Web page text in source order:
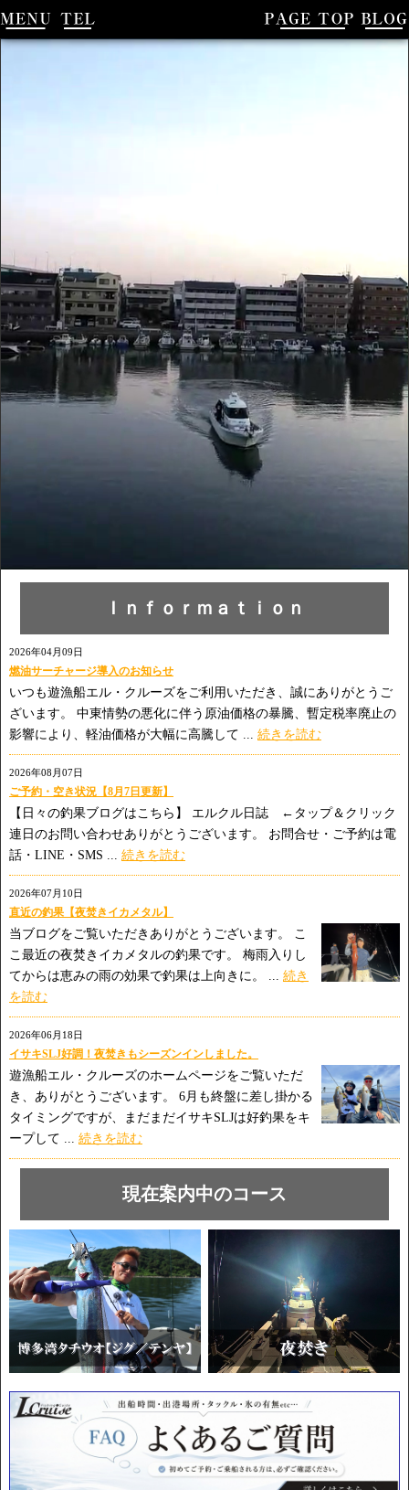
Ｉｎｆｏｒｍａｔｉｏｎ
2026年04月09日
燃油サーチャージ導入のお知らせ
いつも遊漁船エル・クルーズをご利用いただき、誠にありがとうご
ざいます。 中東情勢の悪化に伴う原油価格の暴騰、暫定税率廃止の
影響により、軽油価格が大幅に高騰して ... 続きを読む
2026年08月07日
ご予約・空き状況【8月7日更新】
【日々の釣果ブログはこちら】 エルクル日誌 ←タップ＆クリック
連日のお問い合わせありがとうございます。 お問合せ・ご予約は電
話・LINE・SMS ... 続きを読む
2026年07月10日
直近の釣果【夜焚きイカメタル】
当ブログをご覧いただきありがとうございます。 こ
こ最近の夜焚きイカメタルの釣果です。 梅雨入りし
てからは恵みの雨の効果で釣果は上向きに。 ... 続き
を読む
2026年06月18日
イサキSLJ好調！夜焚きもシーズンインしました。
遊漁船エル・クルーズのホームページをご覧いただ
き、ありがとうございます。 6月も終盤に差し掛かる
タイミングですが、まだまだイサキSLJは好釣果をキ
ープして ... 続きを読む
現在案内中のコース